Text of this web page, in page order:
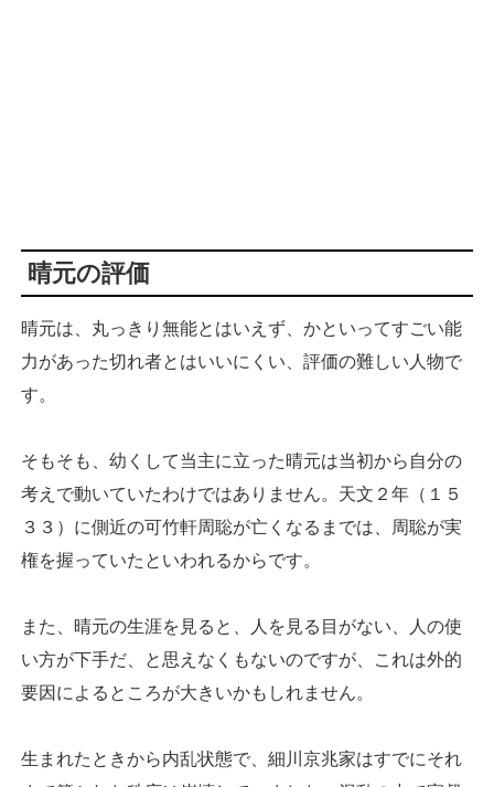
晴元の評価
晴元は、丸っきり無能とはいえず、かといってすごい能
力があった切れ者とはいいにくい、評価の難しい人物で
す。
そもそも、幼くして当主に立った晴元は当初から自分の
考えで動いていたわけではありません。天文２年（１５
３３）に側近の可竹軒周聡が亡くなるまでは、周聡が実
権を握っていたといわれるからです。
また、晴元の生涯を見ると、人を見る目がない、人の使
い方が下手だ、と思えなくもないのですが、これは外的
要因によるところが大きいかもしれません。
生まれたときから内乱状態で、細川京兆家はすでにそれ